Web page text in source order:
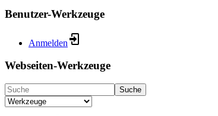
Benutzer-Werkzeuge
Anmelden
Webseiten-Werkzeuge
Suche